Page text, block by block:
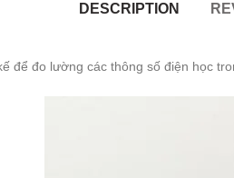
DESCRIPTION
để đo lường các thông số điện học